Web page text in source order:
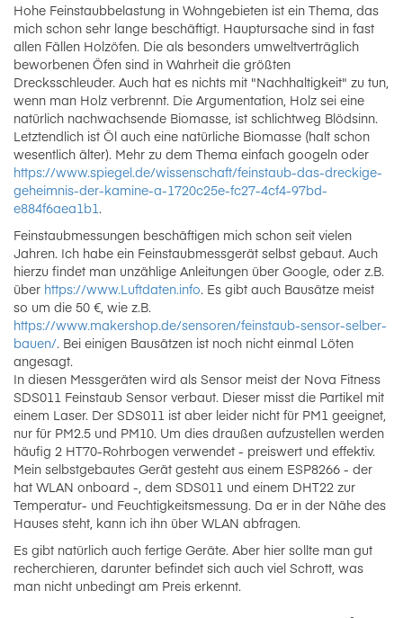
Hohe Feinstaubbelastung in Wohngebieten ist ein Thema, das
mich schon sehr lange beschäftigt. Hauptursache sind in fast
allen Fällen Holzöfen. Die als besonders umweltverträglich
beworbenen Öfen sind in Wahrheit die größten
Drecksschleuder. Auch hat es nichts mit "Nachhaltigkeit" zu tun,
wenn man Holz verbrennt. Die Argumentation, Holz sei eine
natürlich nachwachsende Biomasse, ist schlichtweg Blödsinn.
Letztendlich ist Öl auch eine natürliche Biomasse (halt schon
wesentlich älter). Mehr zu dem Thema einfach googeln oder
https://www.spiegel.de/wissenschaft/feinstaub-das-dreckige-
geheimnis-der-kamine-a-1720c25e-fc27-4cf4-97bd-
e884f6aea1b1.
Feinstaubmessungen beschäftigen mich schon seit vielen
Jahren. Ich habe ein Feinstaubmessgerät selbst gebaut. Auch
hierzu findet man unzählige Anleitungen über Google, oder z.B.
über https://www.Luftdaten.info. Es gibt auch Bausätze meist
so um die 50 €, wie z.B.
https://www.makershop.de/sensoren/feinstaub-sensor-selber-
bauen/. Bei einigen Bausätzen ist noch nicht einmal Löten
angesagt.
In diesen Messgeräten wird als Sensor meist der Nova Fitness
SDS011 Feinstaub Sensor verbaut. Dieser misst die Partikel mit
einem Laser. Der SDS011 ist aber leider nicht für PM1 geeignet,
nur für PM2.5 und PM10. Um dies draußen aufzustellen werden
häufig 2 HT70-Rohrbogen verwendet - preiswert und effektiv.
Mein selbstgebautes Gerät gesteht aus einem ESP8266 - der
hat WLAN onboard -, dem SDS011 und einem DHT22 zur
Temperatur- und Feuchtigkeitsmessung. Da er in der Nähe des
Hauses steht, kann ich ihn über WLAN abfragen.
Es gibt natürlich auch fertige Geräte. Aber hier sollte man gut
recherchieren, darunter befindet sich auch viel Schrott, was
man nicht unbedingt am Preis erkennt.